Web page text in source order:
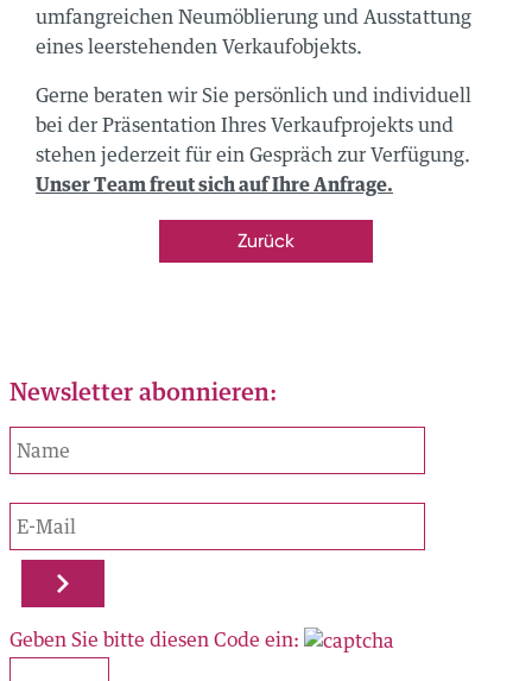
00 50
3
00 50
diesen Code
die
umfangreichen Neumöblierung und Ausstattung
eines leerstehenden Verkaufobjekts.
Gerne beraten wir Sie persönlich und individuell
bei der Präsentation Ihres Verkaufprojekts und
stehen jederzeit für ein Gespräch zur Verfügung.
Unser Team freut sich auf Ihre Anfrage.
Zurück
Newsletter abonnieren:
Geben Sie bitte diesen Code ein: